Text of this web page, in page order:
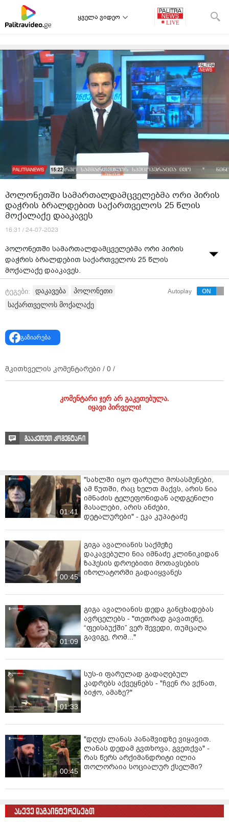
ყველა ვიდეო
პოლონეთში სამართალდამცველებმა ორი პირის
დაჭრის ბრალდებით საქართველოს 25 წლის
მოქალაქე დააკავეს
16:31 / 24-07-2023
პოლონეთში სამართალდამცველებმა ორი პირის
დაჭრის ბრალდებით საქართველოს 25 წლის
მოქალაქე დააკავეს.
პოლონური მედიის ცნობით, დაკავებულმა
პოლონეთის ორი მოქალაქე ცივი იარაღით 16 ივლისს
დაჭრა და ადგილიდან მიიმალა, მაგრამ მოგვიანებით
გავრცელებული ინფორმაციით, დაჭრილები
ჟირარდოვის რაიონულმა სასამართლომ,
პროკურორის მოთხოვნით, დაკავებულს 3-თვიანი
წინასწარი პატიმრობა მიუსაჯა, ბრალის დამტკიცების
შემთხვევაში კი მას 3 წლამდე პატიმრობა ემუქრება.
ტეგები: დაკავება
პოლონეთი
საქართველოს მოქალაქე
Autoplay
გაზიარება
მკითხველის კომენტარები / 0 /
კომენტარი ჯერ არ გაკეთებულა.
იყავი პირველი!
გააკეთეთ კომენტარი
01:41
"სახლში იყო ფარული მოსასმენები,
ამ წუთში, რაც ხელთ მაქვს, არის ნია
იმნაძის ტელეფონიდან აღდგენილი
მასალები, არის ანძები,
დეტალურები" - ეკა კუპატაძე
00:45
გიგა ავალიანის საქმეზე
დაკავებული ნია იმნაძე კლინიკიდან
ზაჰესის დროებითი მოთავსების
იზოლატორში გადაიყვანეს
01:09
გიგა ავალიანის დედა განცხადებას
ავრცელებს - "თეთრად გავათენე,
“ფეისბუქში” ვერ შევედი, თუმცაღა
გავიგე, რომ..."
01:33
სუს-ი ფარულად გადაღებულ
კადრებს აქვეყნებს - "ჩვენ რა ვქნათ,
ბიჭო, ამაზე?"
00:45
"დღეს ლანას პანაშვიდზე ვიყავით.
ლანას დედამ გვთხოვა, გვეთქვა" -
რას წერს არქიმანდრიტი ილია
თოლორაია სოციალურ ქსელში?
ასევე დაგაინტერესებთ